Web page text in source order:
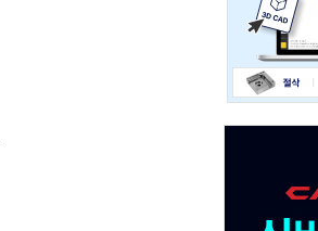
120x600